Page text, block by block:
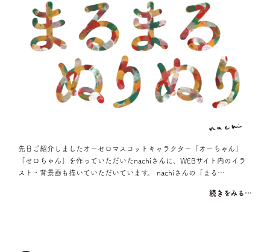
先日ご紹介しましたオーセロマスコットキャラクター「オーちゃん」
「セロちゃん」を作っていただいたnachiさんに、WEBサイト内のイラ
スト・背景画も描いていただいています。 nachiさんの「まる…
続きをみる…